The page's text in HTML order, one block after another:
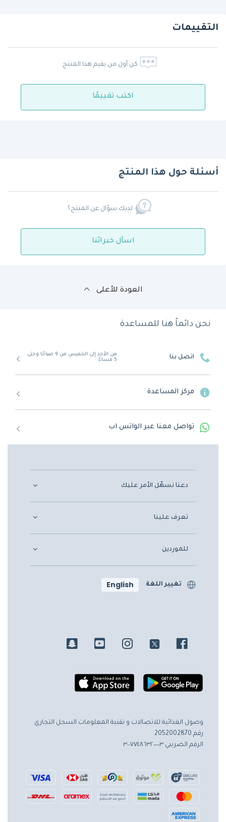
التقييمات
كن أول من يقيم هذا المنتج
اكتب تقييمًا
أسئلة حول هذا المنتج
لديك سؤال عن المنتج؟
اسأل خبرائنا
العودة للأعلى
نحن دائماً هنا للمساعدة
اتصل بنا
من الأحد إلى الخميس من 9 صباحًا وحتى
5 مساءً
مركز المساعدة
تواصل معنا عبر الواتس اب
دعنا نسهّل الأمر عليك
تعرف علينا
للموردين
تغيير اللغة English
وصول الغذائية للاتصالات و تقنية المعلومات السجل التجاري
رقم 2052002870
الرقم الضريبي ٣٠٠٧٧٤٨٦٣٢٠٠٠٠٣